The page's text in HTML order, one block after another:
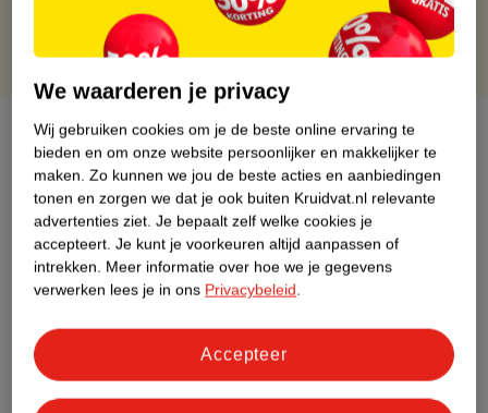
Over dit product
Productinformatie
Etiketinformatie
Dit product heeft (nog) geen Nature
Impact Score.
We waarderen je privacy
Wij gebruiken cookies om je de beste online ervaring te
bieden en om onze website persoonlijker en makkelijker te
maken. Zo kunnen we jou de beste acties en aanbiedingen
tonen en zorgen we dat je ook buiten Kruidvat.nl relevante
advertenties ziet. Je bepaalt zelf welke cookies je
accepteert. Je kunt je voorkeuren altijd aanpassen of
intrekken. Meer informatie over hoe we je gegevens
verwerken lees je in ons Privacybeleid.
Accepteer